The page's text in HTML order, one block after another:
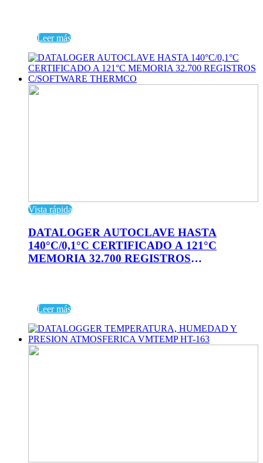
Leer más
Vista rápida
DATALOGER AUTOCLAVE HASTA
140°C/0,1°C CERTIFICADO A 121°C
MEMORIA 32.700 REGISTROS
Leer más